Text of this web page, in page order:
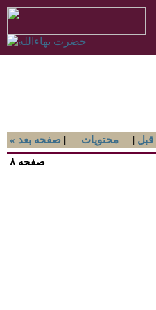
« صفحه بعد | محتويات |